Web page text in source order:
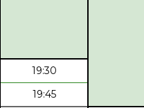
19:30
19:45